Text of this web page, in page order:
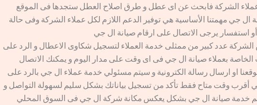
الشركة فابحث عن اى عطل و طرق اصلاح العطل ستجدها فى الموقع
ال جي مهمتنا الأساسية هي توفير الدعم اللازم لكل عملاء الشركة وفى حالة
استفسار يرجى الاتصال على ارقام صيانة ال جي
عدد كبير من ممثلى خدمة العملاء لتسجيل شكاوى الاعطال و الرد على
الخاصة بعملاء صيانة ال جي فى اى وقت على مدار اليوم و يمكنك الاتصال
او ارسال رسالة الكترونية و سيتم مسئولي خدمة عملاء ال جي بالرد على
أقرب وقت متاح فقط تأكد من تسجيل بياناتك بشكل سليم لسهولة التواصل و
خدمة صيانة ال جي بشكل يعكس مكانة شركة ال جي فى السوق المحلي